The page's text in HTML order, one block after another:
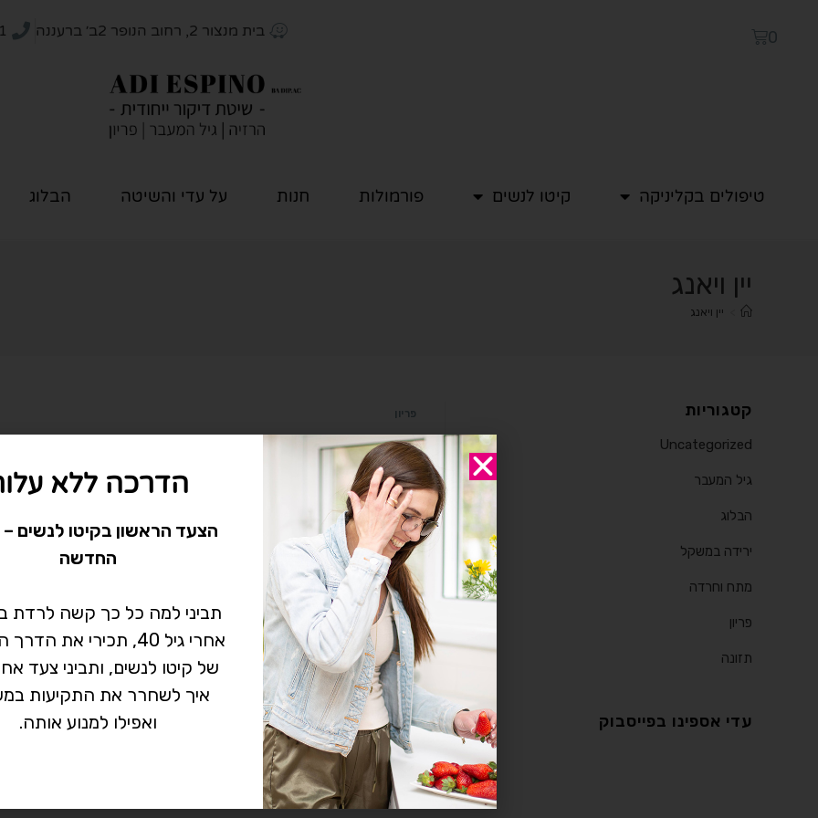
0 בית מנצור 2, רחוב הנופר 2ב׳ ברעננה
טיפולים בקליניקה קיטו לנשים פורמולות חנות על עדי והשיטה הבלוג
יין ויאנג
יין ויאנג
פריון
5 עקרונות אודות יין ויאנג
יין ויאנג הינם מונחים בפילוסופיה וברפואה הסינית המשמשים לתיאור
ביקום. מאחר וקצרה היריעה מלדון במונחים אלו בפירוט, נציג את עיקרי
הברורה ביותר בהתייחס לגוף…
אין תגובות
קטגוריות
Uncategorized
גיל המעבר
הבלוג
ירידה במשקל
מתח וחרדה
פריון
תזונה
עדי אספינו בפייסבוק
הדרכה ללא
הצעד הראשון בקיטו לנשים
החדשה
תביני למה כל כך קשה לרדת
אחרי גיל 40, תכירי את
של קיטו לנשים, ותביני צעד
איך לשחרר את התקיעות
ואפילו למנוע אותה.